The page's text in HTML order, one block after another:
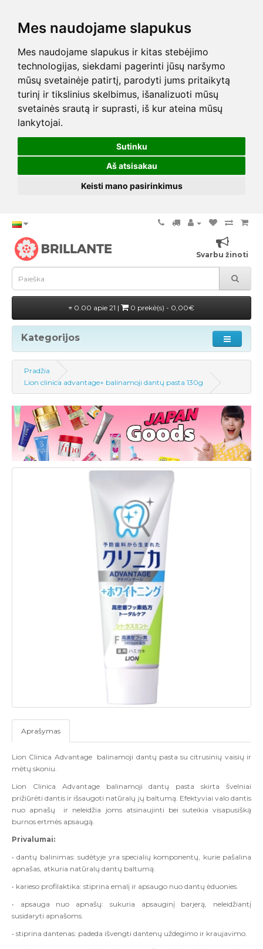
Mes naudojame slapukus
Mes naudojame slapukus ir kitas stebėjimo
technologijas, siekdami pagerinti jūsų naršymo
mūsų svetainėje patirtį, parodyti jums pritaikytą
turinį ir tikslinius skelbimus, išanalizuoti mūsų
svetainės srautą ir suprasti, iš kur ateina mūsų
lankytojai.
Sutinku
Aš atsisakau
Keisti mano pasirinkimus
Svarbu žinoti
0.00 apie 21 | 0 prekė(s) - 0,00€
Kategorijos
Pradžia
Lion clinica advantage+ balinamoji dantų pasta 130g
Aprašymas
Lion Clinica Advantage balinamoji dantų pasta su citrusinių vaisių ir
mėtų skoniu.
Lion Clinica Advantage balinamoji dantų pasta skirta švelniai
prižiūrėti dantis ir išsaugoti natūralų jų baltumą. Efektyviai valo dantis
nuo apnašų ir neleidžia joms atsinaujinti bei suteikia visapusišką
burnos ertmės apsaugą.
Privalumai:
• dantų balinimas: sudėtyje yra specialių komponentų, kurie pašalina
apnašas, atkuria natūralų dantų baltumą.
• karieso profilaktika: stiprina emalį ir apsaugo nuo dantų ėduonies.
• apsauga nuo apnašų: sukuria apsauginį barjerą, neleidžiantį
susidaryti apnašoms.
• stiprina dantenas: padeda išvengti dantenų uždegimo ir kraujavimo.